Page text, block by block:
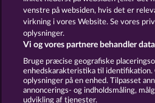
Fortroligheds- og
Indsend anmodning
venstre på websiden, hvis det er
virkning i vores Website. Se vores
oplysninger.
Vi og vores partnere behandler
Bruge præcise geografiske
enhedskarakteristika til identifikation.
oplysninger på en enhed. Tilpasset
annoncerings- og indholdsmåling,
udvikling af tjenester.